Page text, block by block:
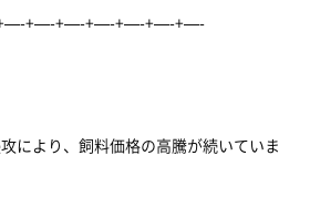
+—-+—-+—-+—-+—-+—-
により、飼料価格の高騰が続いていま